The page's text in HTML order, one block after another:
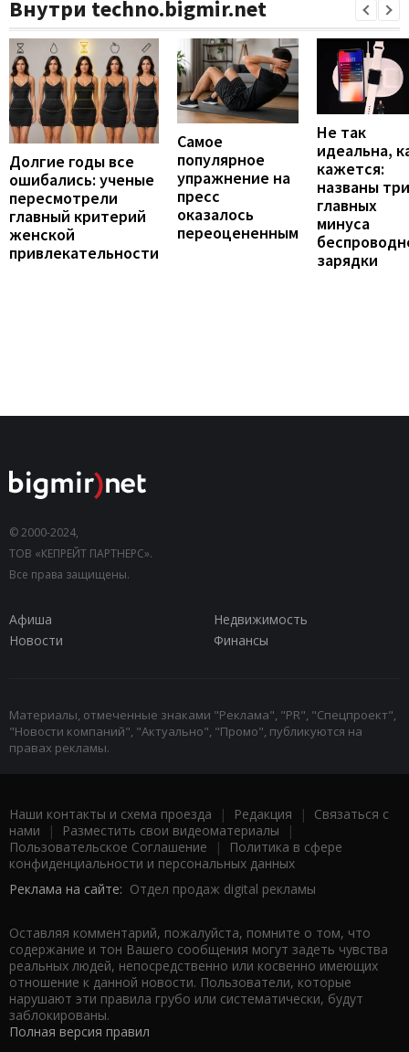
Внутри techno.bigmir.net
Долгие годы все
ошибались: ученые
пересмотрели
главный критерий
женской
привлекательности
Самое
популярное
упражнение на
пресс
оказалось
переоцененным
Не так
идеальна,
кажется:
названы три
главных
минуса
зарядки
© 2000-2024,
ТОВ «КЕПРЕЙТ ПАРТНЕРС».
Все права защищены.
Афиша
Недвижимость
Новости
Финансы
Материалы, отмеченные знаками "Реклама", "PR", "Спецпроект",
"Новости компаний", "Актуально", "Промо", публикуются на
правах рекламы.
Наши контакты и схема проезда | Редакция | Связаться с
нами | Разместить свои видеоматериалы |
Пользовательское Соглашение |
Политика в сфере
конфиденциальности и персональных данных
Реклама на сайте: Отдел продаж digital рекламы
Оставляя комментарий, пожалуйста, помните о том, что
содержание и тон Вашего сообщения могут задеть чувства
реальных людей, непосредственно или косвенно имеющих
отношение к данной новости. Пользователи, которые
нарушают эти правила грубо или систематически, будут
заблокированы.
Полная версия правил